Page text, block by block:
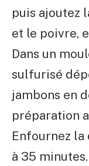
puis ajoutez
et le poivre,
Dans un
sulfurisé
jambons en
préparation
Enfournez la
à 35 minutes.